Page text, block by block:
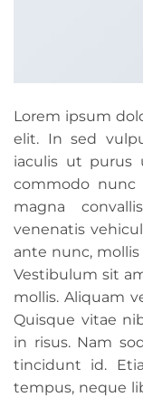
Lorem ipsum
elit. In sed
iaculis ut purus
commodo
magna
venenatis
ante nunc,
Vestibulum sit
mollis. Aliquam
Quisque vitae
in risus. Nam
tincidunt id.
tempus, neque